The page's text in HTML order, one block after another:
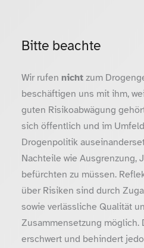
Bitte beachte
Wir rufen nichtzum
beschäftigen uns mit ihm,
guten Risikoabwägung
sich öffentlich und im
Drogenpolitik
Nachteile wie Ausgrenzung,
befürchten zu müssen.
über Risiken sind durch
sowie verlässliche Qualität
Zusammensetzung möglich.
erschwert und behindert